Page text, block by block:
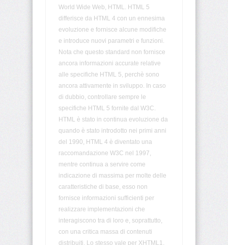
<noscript>
World Wide Web, HTML. HTML 5
differisce da HTML 4 con un ennesima
evoluzione e fornisce alcune modifiche
e introduce nuovi parametri e funzioni.
Nota che questo standard non fornisce
ancora informazioni accurate relative
alle specifiche HTML 5, perchè sono
ancora attivamente in sviluppo. In caso
di dubbio, controllare sempre le
specifiche HTML 5 fornite dal W3C.
HTML è stato in continua evoluzione da
quando è stato introdotto nei primi anni
del 1990, HTML 4 è diventato una
raccomandazione W3C nel 1997,
mentre continua a servire come
indicazione di massima per molte delle
caratteristiche di base, esso non
fornisce informazioni sufficienti per
realizzare implementazioni che
interagiscono tra di loro e, soprattutto,
con una critica massa di contenuti
distribuiti. Lo stesso vale per XHTML1,